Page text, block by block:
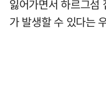
잃어가면서 하르그섬
가 발생할 수 있다는